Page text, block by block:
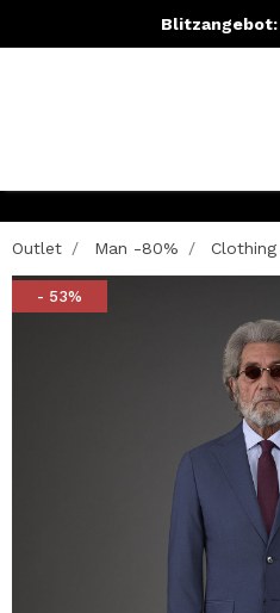
Blitzangebot:
Outlet Man -80%
- 53%